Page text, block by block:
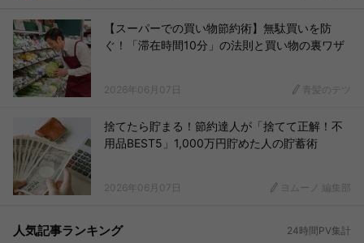
【スーパーでの買い物節約術】無駄買いを防
ぐ！「滞在時間10分」の法則と買い物の裏ワザ
2026年06月07日 青髪のテツ
捨てたら貯まる！節約達人が「捨てて正解！不
用品BEST5」1,000万円貯めた人の貯蓄術
2026年06月07日 ヨムーノ 編集部
人気記事ランキング 24時間PV集計